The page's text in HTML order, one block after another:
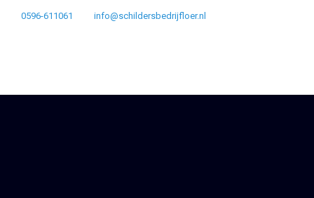
0596-611061 info@schildersbedrijfloer.nl